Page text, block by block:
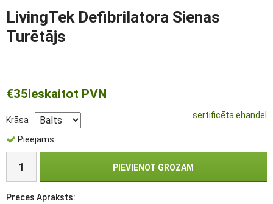
LivingTek Defibrilatora Sienas
Turētājs
sertificēta ehandel
€35ieskaitot PVN
Krāsa
Pieejams
PIEVIENOT GROZAM
Preces Apraksts: